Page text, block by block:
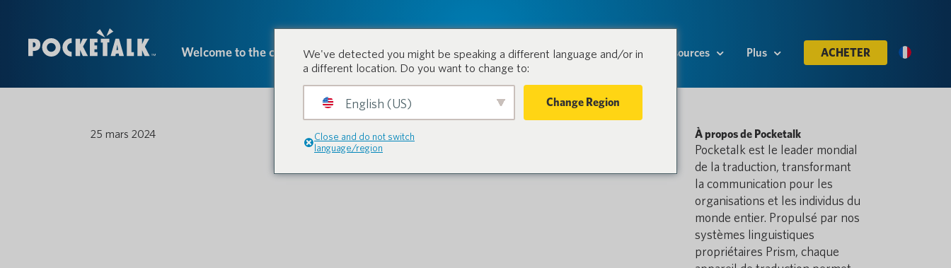
Welcome to the conversation. Produits Industries Ressources Plus ACHETER
25 mars 2024 À propos de Pocketalk
Pocketalk est le leader mondial
de la traduction, transformant
la communication pour les
organisations et les individus du
monde entier. Propulsé par nos
systèmes linguistiques
propriétaires Prism, chaque
We've detected you might be speaking a different language and/or in
a different location. Do you want to change to:
English (US) Change Region
Close and do not switch
language/region